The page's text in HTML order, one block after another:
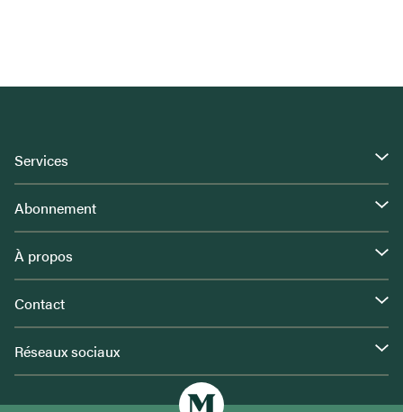
Services
Abonnement
À propos
Contact
Réseaux sociaux